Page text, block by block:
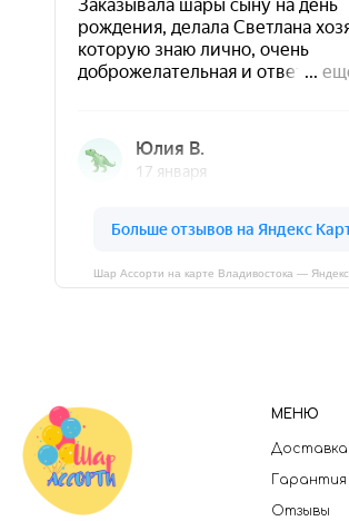
Шар Ассорти на карте Владивостока —
МЕНЮ
Гарантия
Отзывы